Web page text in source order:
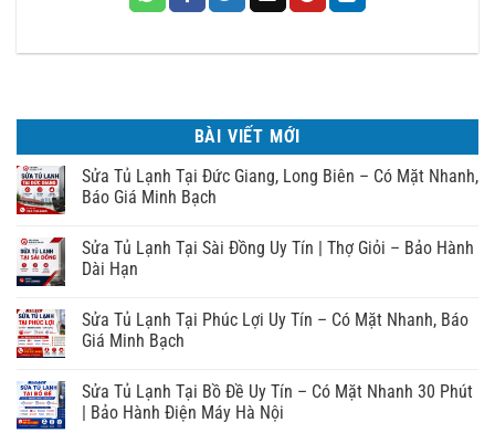
BÀI VIẾT MỚI
Sửa Tủ Lạnh Tại Đức Giang, Long Biên – Có Mặt Nhanh,
Báo Giá Minh Bạch
Sửa Tủ Lạnh Tại Sài Đồng Uy Tín | Thợ Giỏi – Bảo Hành
Dài Hạn
Sửa Tủ Lạnh Tại Phúc Lợi Uy Tín – Có Mặt Nhanh, Báo
Giá Minh Bạch
Sửa Tủ Lạnh Tại Bồ Đề Uy Tín – Có Mặt Nhanh 30 Phút
| Bảo Hành Điện Máy Hà Nội